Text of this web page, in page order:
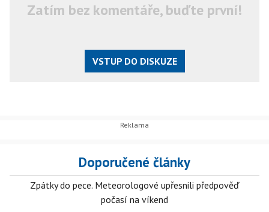
Zatím bez komentáře, buďte první!
VSTUP DO DISKUZE
Doporučené články
Zpátky do pece. Meteorologové upřesnili předpověď
počasí na víkend